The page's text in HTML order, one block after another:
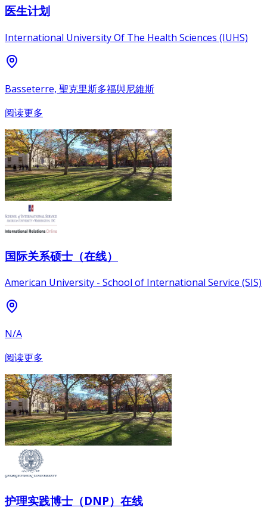
医生计划
International University Of The Health Sciences (IUHS)
Basseterre, 聖克里斯多福與尼維斯
阅读更多
国际关系硕士（在线）
American University - School of International Service (SIS)
N/A
阅读更多
护理实践博士（DNP）在线